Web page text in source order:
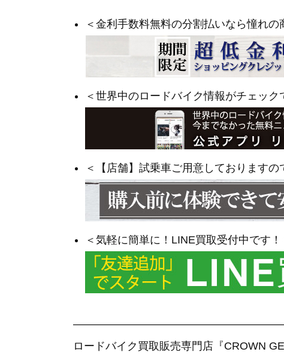
＜金利手数料無料の分割払いなら憧れ
＜世界中のロードバイク情報がチェック
＜【店舗】試乗車ご用意しております
＜気軽に簡単に！LINE買取受付中です！
ロードバイク買取販売専門店『CROWN